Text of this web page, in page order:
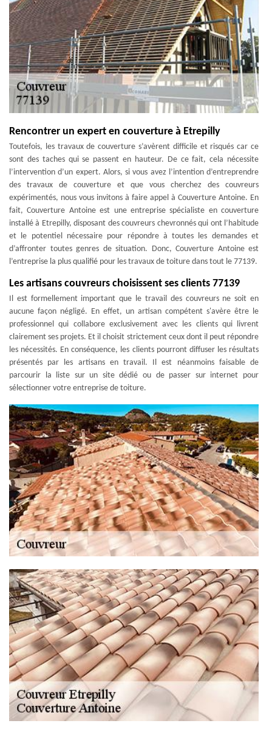
Rencontrer un expert en couverture à Etrepilly
Toutefois, les travaux de couverture s’avèrent difficile et risqués car ce
sont des taches qui se passent en hauteur. De ce fait, cela nécessite
l’intervention d’un expert. Alors, si vous avez l’intention d’entreprendre
des travaux de couverture et que vous cherchez des couvreurs
expérimentés, nous vous invitons à faire appel à Couverture Antoine. En
fait, Couverture Antoine est une entreprise spécialiste en couverture
installé à Etrepilly, disposant des couvreurs chevronnés qui ont l’habitude
et le potentiel nécessaire pour répondre à toutes les demandes et
d’affronter toutes genres de situation. Donc, Couverture Antoine est
l’entreprise la plus qualifié pour les travaux de toiture dans tout le 77139.
Les artisans couvreurs choisissent ses clients 77139
Il est formellement important que le travail des couvreurs ne soit en
aucune façon négligé. En effet, un artisan compétent s'avère être le
professionnel qui collabore exclusivement avec les clients qui livrent
clairement ses projets. Et il choisit strictement ceux dont il peut répondre
les nécessités. En conséquence, les clients pourront diffuser les résultats
présentés par les artisans en travail. Il est néanmoins faisable de
parcourir la liste sur un site dédié ou de passer sur internet pour
sélectionner votre entreprise de toiture.